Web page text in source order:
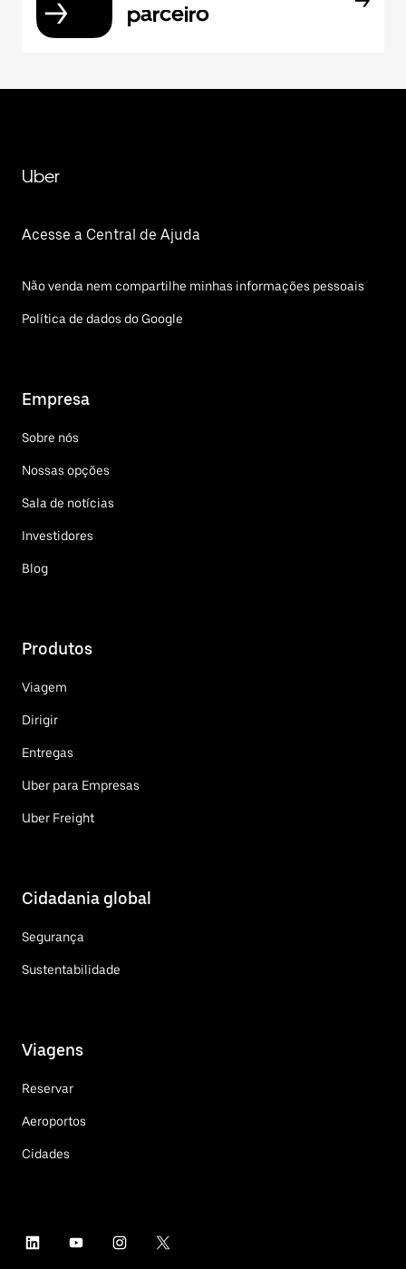
parceiro
Uber
Acesse a Central de Ajuda
Não venda nem compartilhe minhas informações pessoais
Política de dados do Google
Empresa
Sobre nós
Nossas opções
Sala de notícias
Investidores
Blog
Produtos
Viagem
Dirigir
Entregas
Uber para Empresas
Uber Freight
Cidadania global
Segurança
Sustentabilidade
Viagens
Reservar
Aeroportos
Cidades